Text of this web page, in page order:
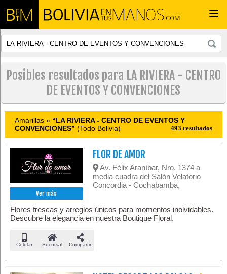
Posibles resultados para LA RIVIERA - CENTRO
DE EVENTOS Y CONVENCIONES
Amarillas » “LA RIVIERA - CENTRO DE EVENTOS Y
CONVENCIONES” (Todo Bolivia) 493 resultados
Ver más
FLOR DE AMOR
Av. Félix Araníbar, Nro. 1374 a
media cuadra del Salón Velatorio
Concordia - Cochabamba,
Flores frescas y arreglos únicos para momentos inolvidables.
Descubre la elegancia en nuestra Boutique Floral.
Celular Sucursal Compartir